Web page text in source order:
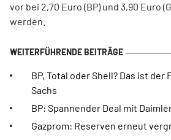
vor bei 2,70 Euro (BP) und 3,90 Euro
werden.
BP, Total oder Shell? Das ist der
Sachs
BP: Spannender Deal mit
Gazprom: Reserven erneut